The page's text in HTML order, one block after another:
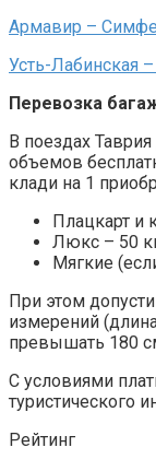
Армавир –
Усть-Лабинская
Перевозка
В поездах
объемов
клади на 1
Плацкарт и
Люкс – 50
Мягкие
При этом
измерений
превышать 180
С условиями
туристического
Рейтинг